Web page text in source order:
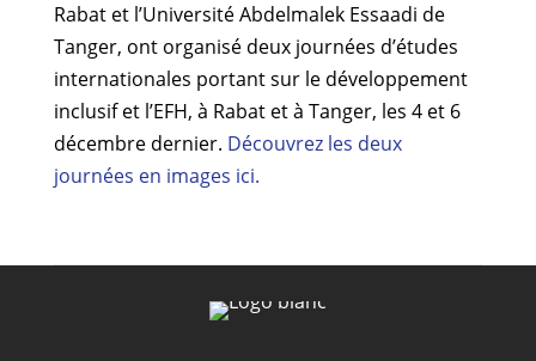
Rabat et l’Université Abdelmalek Essaadi de
Tanger, ont organisé deux journées d’études
internationales portant sur le développement
inclusif et l’EFH, à Rabat et à Tanger, les 4 et 6
décembre dernier. Découvrez les deux
journées en images ici.